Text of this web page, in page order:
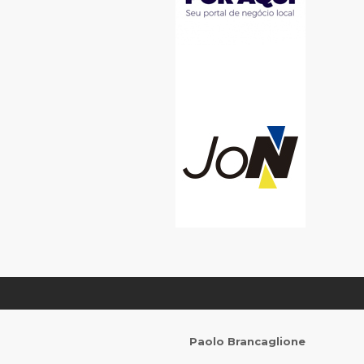
Paolo Brancaglione